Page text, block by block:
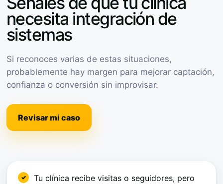
necesita integración de
sistemas
Si reconoces varias de estas situaciones,
probablemente hay margen para mejorar captación,
confianza o conversión sin improvisar.
Revisar mi caso
Tu clínica recibe visitas o seguidores, pero